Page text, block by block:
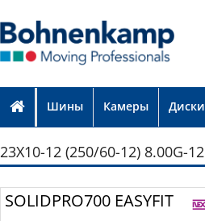
Шины Камеры Диски
23X10-12 (250/60-12) 8.00G-
SOLIDPRO700 EASYFIT